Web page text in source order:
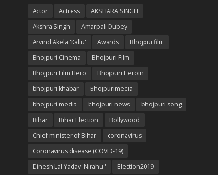
Actor Actress
AKSHARA SINGH
Akshra Singh
Amarpali Dubey
Arvind Akela 'Kallu'
Awards
Bhojpui film
Bhojpuri Cinema
Bhojpuri Film
Bhojpuri Film Hero
Bhojpuri Heroin
bhojpuri khabar
Bhojpurimedia
bhojpuri media
bhojpuri news
bhojpuri song
Bihar
Bihar Election
Bollywood
Chief minister of Bihar
coronavirus
Coronavirus disease (COVID-19)
Dinesh Lal Yadav 'Nirahu '
Election2019